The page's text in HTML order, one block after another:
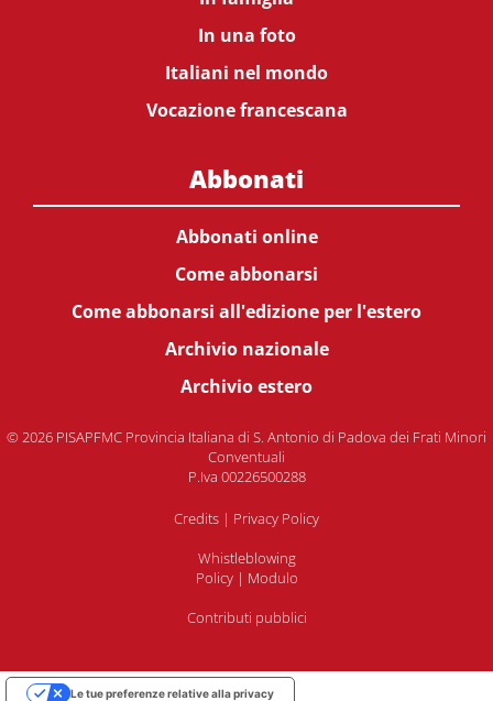
In una foto
Italiani nel mondo
Vocazione francescana
Abbonati
Abbonati online
Come abbonarsi
Come abbonarsi all'edizione per l'estero
Archivio nazionale
Archivio estero
© 2026 PISAPFMC Provincia Italiana di S. Antonio di Padova dei Frati Minori
Conventuali
P.Iva 00226500288
Credits | Privacy Policy
Whistleblowing
Policy| Modulo
Contributi pubblici
Le tue preferenze relative alla privacy